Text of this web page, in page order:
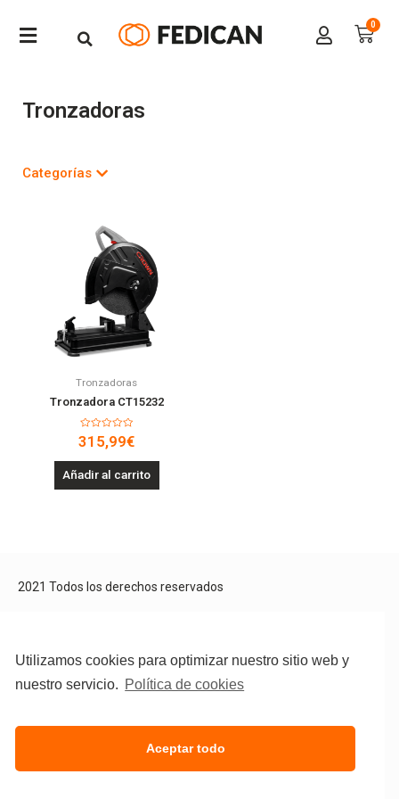
Tronzadoras
Categorías
Tronzadoras
Tronzadora CT15232
Valorado
en
de
5
315,99€
Añadir al carrito
2021 Todos los derechos reservados
Utilizamos cookies para optimizar nuestro sitio web y
nuestro servicio. Política de cookies
Aceptar todo